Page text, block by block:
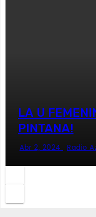
LA U
PINTANA!
Abr 2, 2024 Radio